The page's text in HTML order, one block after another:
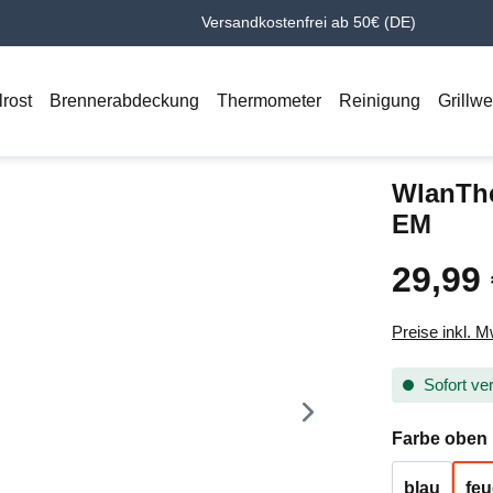
Versandkostenfrei ab 50€ (DE)
Brennerabdeckung Thermometer Reinigung
EM
Regulärer
29,99
Preise inkl.
Sofort
Farbe oben
blau